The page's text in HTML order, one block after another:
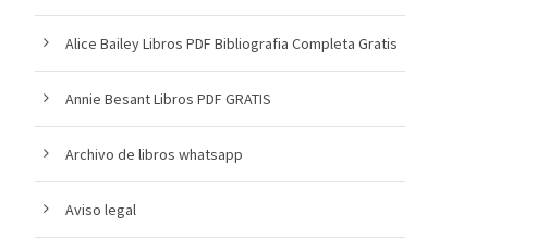
Alice Bailey Libros PDF Bibliografia Completa Gratis
Annie Besant Libros PDF GRATIS
Archivo de libros whatsapp
Aviso legal